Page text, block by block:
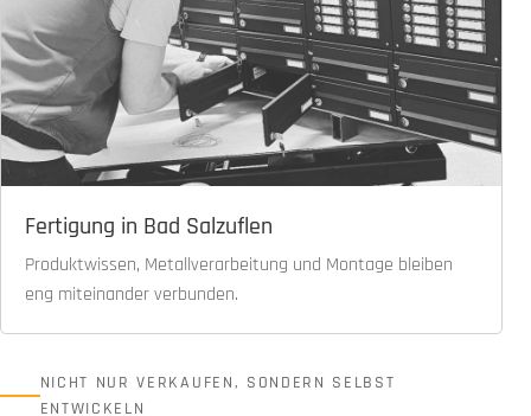
Fertigung in Bad Salzuflen
Produktwissen, Metallverarbeitung und Montage bleiben
eng miteinander verbunden.
NICHT NUR VERKAUFEN, SONDERN SELBST
ENTWICKELN